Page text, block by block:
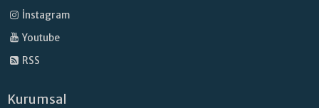
İnstagram
Youtube
RSS
Kurumsal